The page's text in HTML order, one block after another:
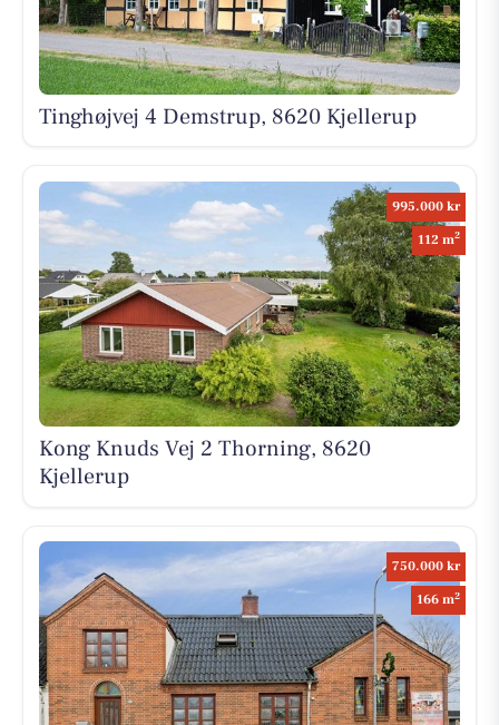
Tinghøjvej 4 Demstrup, 8620 Kjellerup
995.000 kr
112 m2
Kong Knuds Vej 2 Thorning, 8620
Kjellerup
750.000 kr
166 m2